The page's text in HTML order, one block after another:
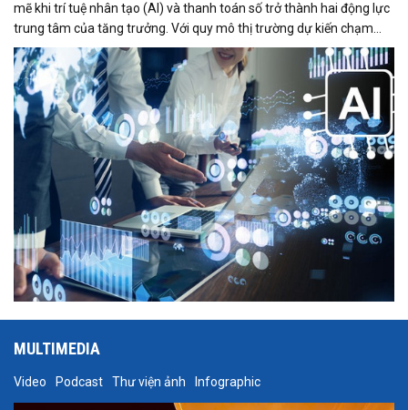
mẽ khi trí tuệ nhân tạo (AI) và thanh toán số trở thành hai động lực
trung tâm của tăng trưởng. Với quy mô thị trường dự kiến chạm
mốc 39 tỷ USD trong năm 2025, Việt Nam đang nổi lên như một
trong những điểm sáng của Đông Nam Á về mức độ sẵn sàng công
nghệ, tốc độ số hóa và khả năng hấp thụ các mô hình kinh doanh
mới.
MULTIMEDIA
Video Podcast Thư viện ảnh Infographic